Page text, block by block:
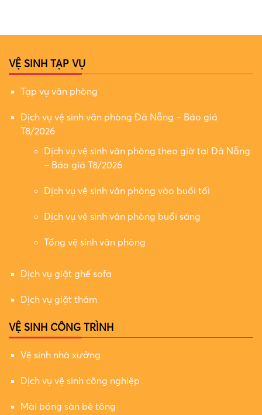
VỆ SINH TẠP VỤ
Tạp vụ văn phòng
Dịch vụ vệ sinh văn phòng Đà Nẵng – Báo giá
T8/2026
Dịch vụ vệ sinh văn phòng theo giờ tại Đà Nẵng
– Báo giá T8/2026
Dịch vụ vệ sinh văn phòng vào buổi tối
Dịch vụ vệ sinh văn phòng buổi sáng
Tổng vệ sinh văn phòng
Dịch vụ giặt ghế sofa
Dịch vụ giặt thảm
VỆ SINH CÔNG TRÌNH
Vệ sinh nhà xưởng
Dịch vụ vệ sinh công nghiệp
Mài bóng sàn bê tông